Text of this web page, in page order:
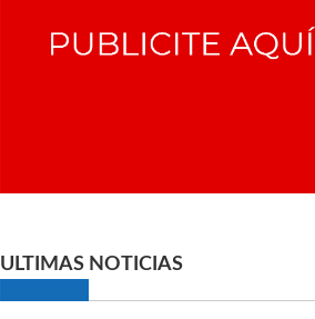
ULTIMAS NOTICIAS